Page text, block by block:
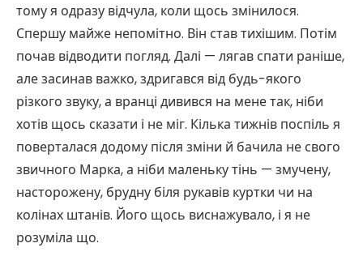
тому я одразу відчула, коли щось змінилося.
Спершу майже непомітно. Він став тихішим. Потім
почав відводити погляд. Далі — лягав спати раніше,
але засинав важко, здригався від будь-якого
різкого звуку, а вранці дивився на мене так, ніби
хотів щось сказати і не міг. Кілька тижнів поспіль я
поверталася додому після зміни й бачила не свого
звичного Марка, а ніби маленьку тінь — змучену,
насторожену, брудну біля рукавів куртки чи на
колінах штанів. Його щось виснажувало, і я не
розуміла що.